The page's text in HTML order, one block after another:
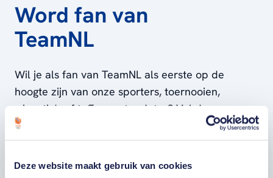
Deze website maakt gebruik van cookies
geboekt met een aantal top-10 plaatsen in de
Challenge Tour, waardoor Daan nog een kleine
kans maakt om zich te plaatsen voor de
www.daanhuizing.com
Word fan van
TeamNL
Wil je als fan van TeamNL als eerste op de
hoogte zijn van onze sporters, toernooien,
winactie's of toffe sportupdates? Vul dan
hieronder je gegevens in om je in te schrijven
voor onze nieuwsbrief.